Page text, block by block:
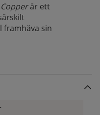
är ett
framhäva sin